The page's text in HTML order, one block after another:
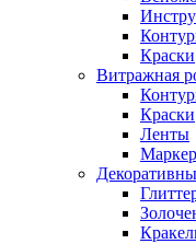
Краски
Витражная
Краски
Ленты